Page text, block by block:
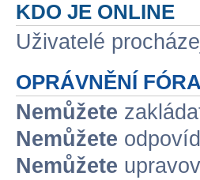
KDO JE ONLINE
Uživatelé
OPRÁVNĚNÍ FÓRA
Nemůžete
Nemůžete
Nemůžete